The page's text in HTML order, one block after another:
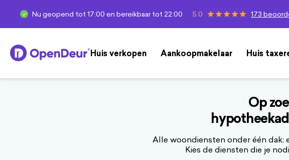
Nu geopend tot 17:00 en bereikbaar tot 22:00 5.0 173
OpenDeur Huis verkopen Aankoopmakelaar Huis
Op
Alle woondiensten onder één dak:
Kies de diensten die je